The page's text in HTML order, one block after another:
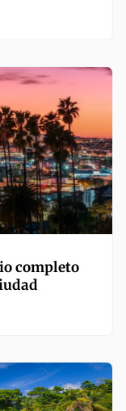
completo